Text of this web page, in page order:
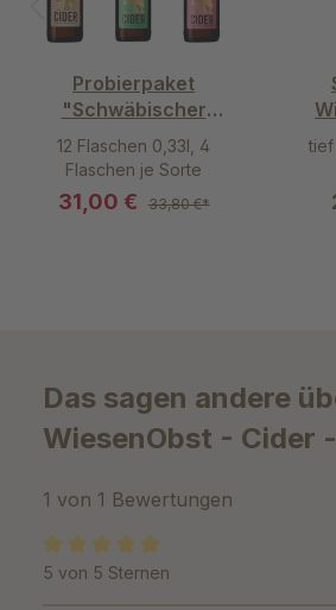
Probierpaket
"Schwäbischer
WiesenObst Cider"
12 Flaschen 0,33l, 4
Flaschen je Sorte
31,00 € 33,80 €*
Das sagen andere
WiesenObst - Cider
1 von 1 Bewertungen
Durchschnittliche Bewertung von 5
5 von 5 Sternen